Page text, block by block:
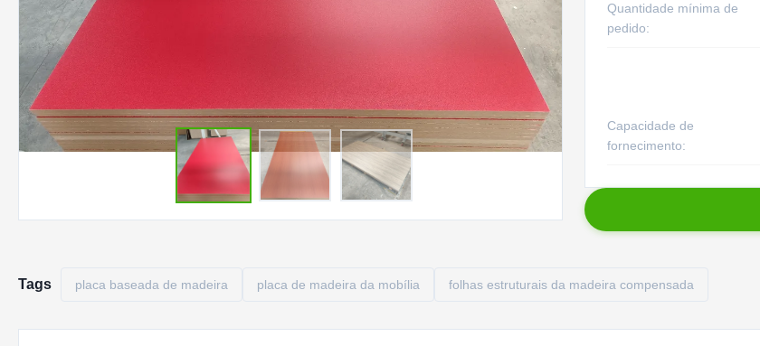
Quantidade mínima de
pedido:
Capacidade de
fornecimento:
Tags placa baseada de madeira placa de madeira da mobília folhas estruturais da madeira compensada